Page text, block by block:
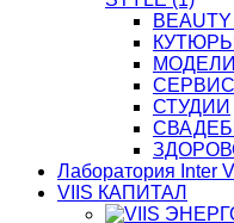
МОДЕЛИ
СТУДИИ
Лаборатория Inter
VIIS КАПИТАЛ